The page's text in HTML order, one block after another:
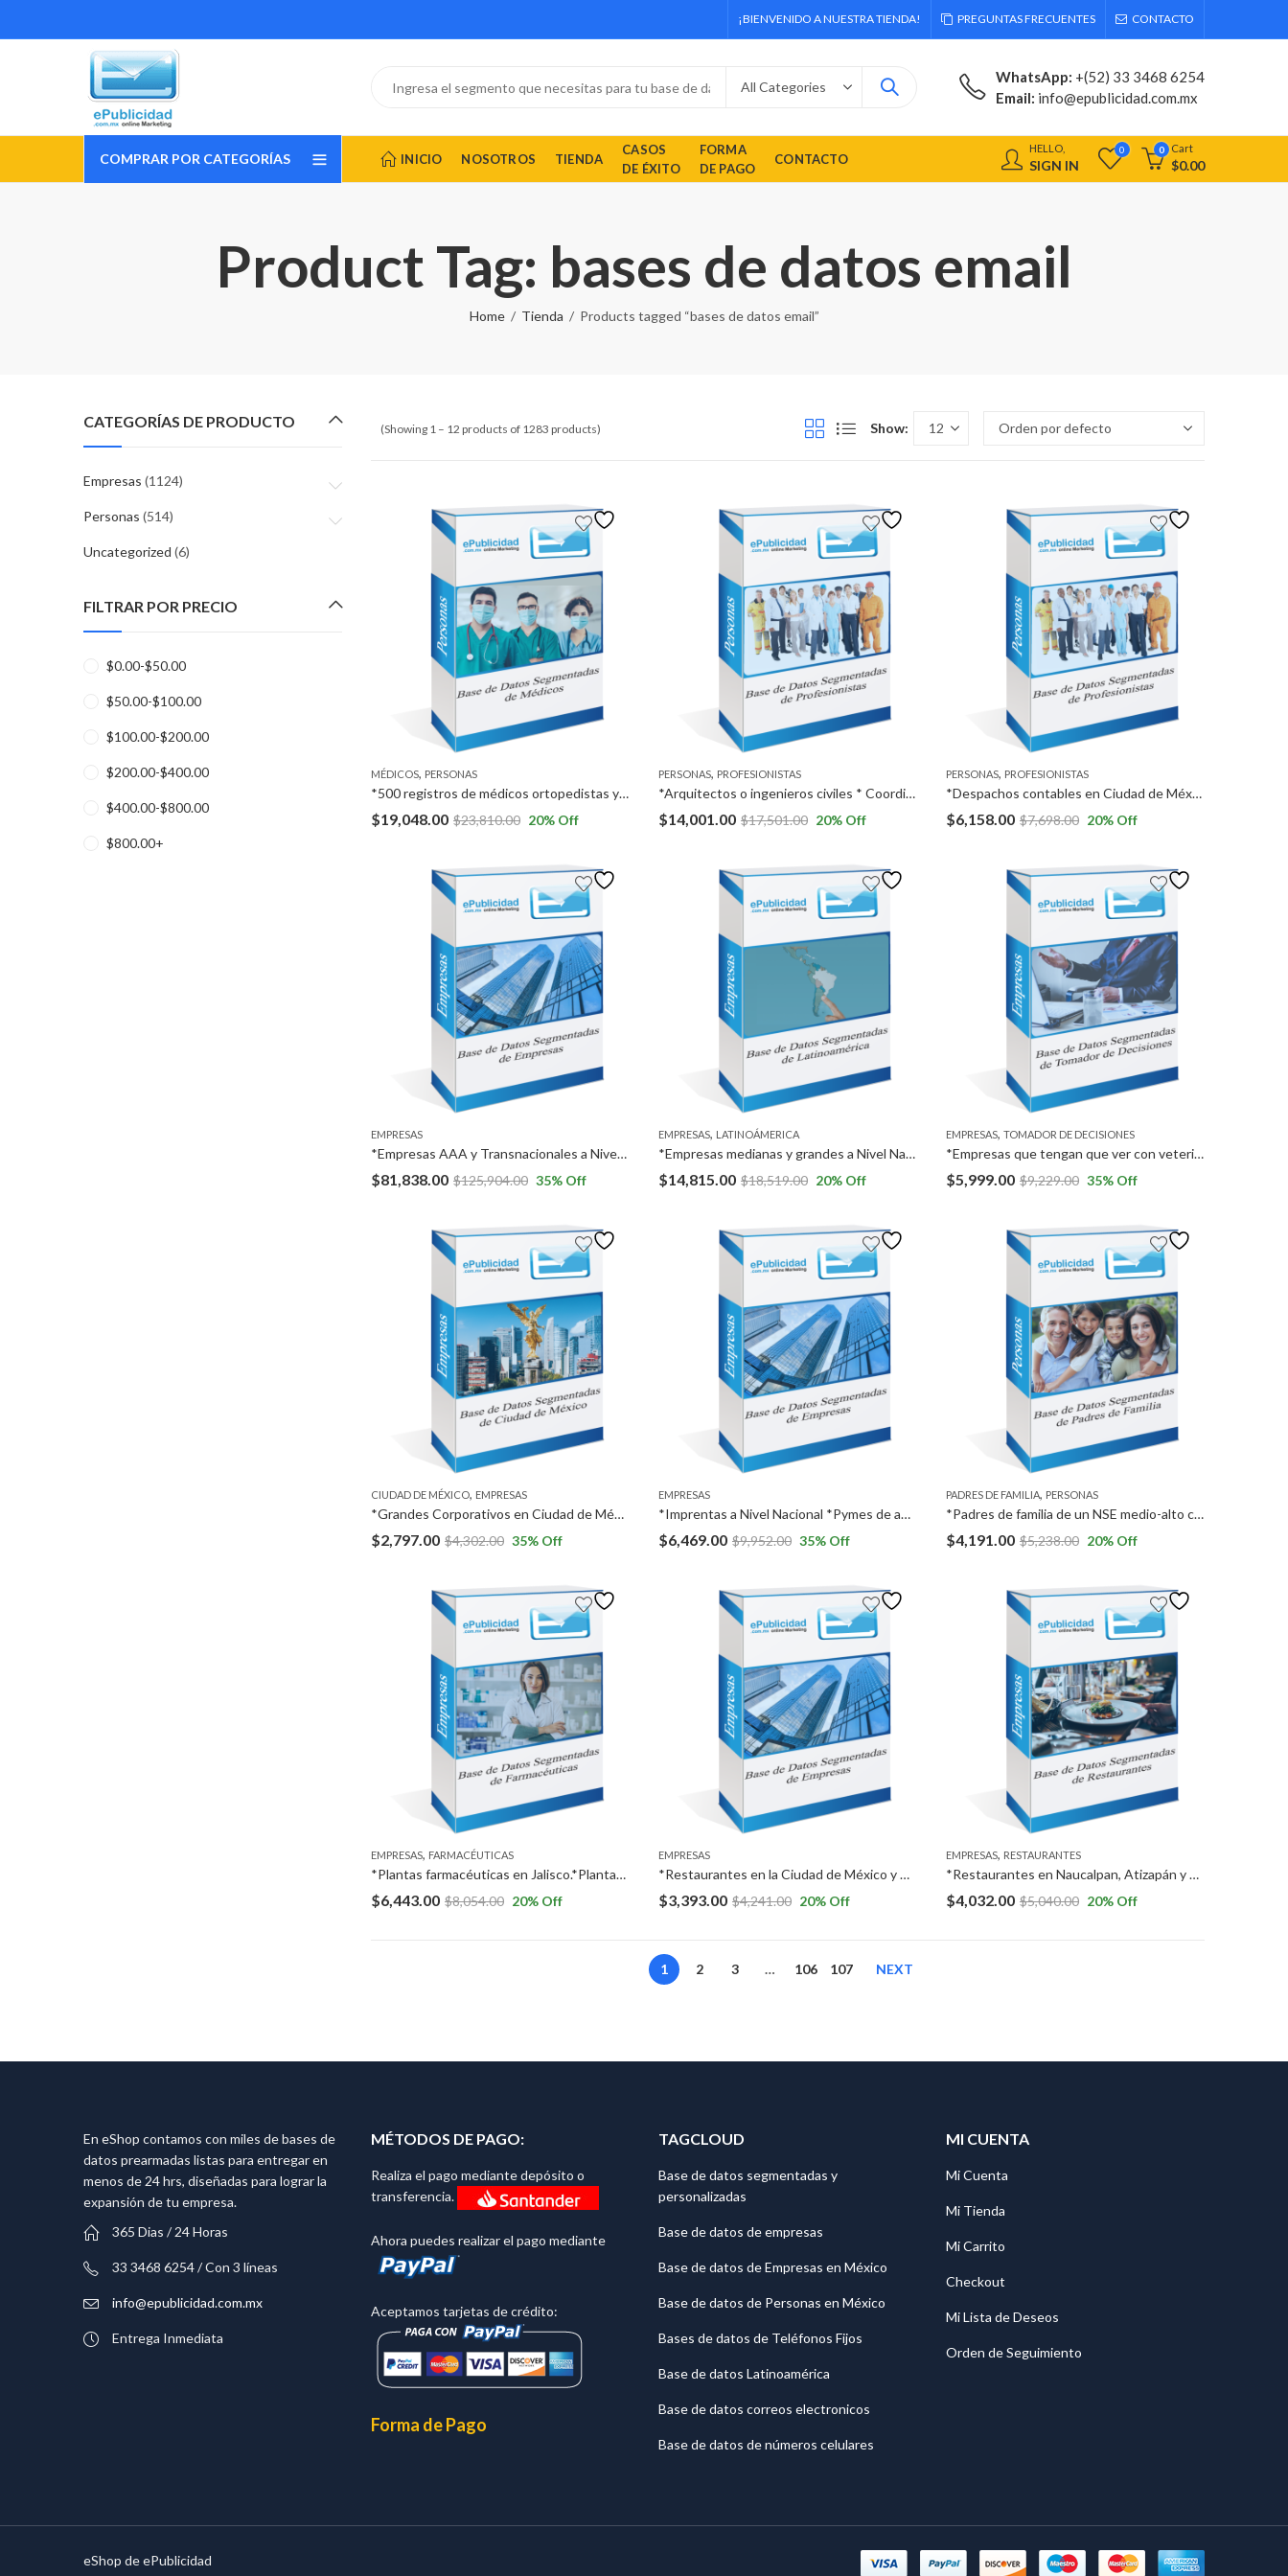
¡BIENVENIDO A NUESTRA TIENDA! PREGUNTAS FRECUENTES CONTACTO
WhatsApp: +(52) 33 3468 6254
Email: info@epublicidad.com.mx
COMPRAR POR CATEGORÍAS INICIO NOSOTROS TIENDA
CASOS
DE ÉXITO
FORMA
DE PAGO
CONTACTO
HELLO,
SIGN IN
0 0 Cart
$0.00
Product Tag: bases de datos email
Home Tienda Products tagged “bases de datos email”
(Showing 1 – 12 products of 1283 products) Show:
MÉDICOS, PERSONAS
*500 registros de médicos ortopedistas y 500 registros de médicos reumatólogos a Nivel Nacional * 1,000 registros de médicos neurólogos a Nivel Nacional
$19,048.00 $23,810.00 20% Off
PERSONAS, PROFESIONISTAS
*Arquitectos o ingenieros civiles * Coordinadores de Recursos Humanos y/o Coordinadores de capacitación en empresas *Supervisores operativos,
$14,001.00 $17,501.00 20% Off
PERSONAS, PROFESIONISTAS
*Despachos contables en Ciudad de México y Megalópolis. *Profesionistas contadores en Ciudad de México y Megalópolis.
$6,158.00 $7,698.00 20% Off
EMPRESAS
*Empresas AAA y Transnacionales a Nivel Nacional, excepto en Ciudad de México. *Empresarios a Nivel Nacional, excepto en Ciudad de México.
$81,838.00 $125,904.00 35% Off
EMPRESAS, LATINOÁMERICA
*Empresas medianas y grandes a Nivel Nacional. *Empresas en Colombia, Argentina, Perú, Chile y México.
$14,815.00 $18,519.00 20% Off
EMPRESAS, TOMADOR DE DECISIONES
*Empresas que tengan que ver con veterinarios (hospitales, farmacias, guarderías para mascotas, etc), a Nivel Nacional y Veterinarios, a Nivel Nacional.
$5,999.00 $9,229.00 35% Off
CIUDAD DE MÉXICO, EMPRESAS
*Grandes Corporativos en Ciudad de México (150 REGISTROS). *Grandes Corporativos en Ciudad de México (150 REGISTROS).
$2,797.00 $4,302.00 35% Off
EMPRESAS
*Imprentas a Nivel Nacional *Pymes de agencias de marketing y publicidad a Nivel Nacional *Diseñadores gráficos freelance (independientes) a Nivel Nacional.
$6,469.00 $9,952.00 35% Off
PADRES DE FAMILIA, PERSONAS
*Padres de familia de un NSE medio-alto con hijos en 3ro de secundaria y 3ro de preparatoria en la ZMG.
$4,191.00 $5,238.00 20% Off
EMPRESAS, FARMACÉUTICAS
*Plantas farmacéuticas en Jalisco.*Plantas cosméticas en Jalisco.*Plantas veterinarias en Jalisco.*Plantas de dispositivos médicos en Jalisco
$6,443.00 $8,054.00 20% Off
EMPRESAS
*Restaurantes en la Ciudad de México y Zona Metropolitana. *Empresas medianas y grandes en las Ciudades de Toluca y Querétaro.
$3,393.00 $4,241.00 20% Off
EMPRESAS, RESTAURANTES
*Restaurantes en Naucalpan, Atizapán y Tlalnepantla, Estado de México *Empresas AAA a Nivel Nacional.
$4,032.00 $5,040.00 20% Off
1 2 3 … 106 107 NEXT
CATEGORÍAS DE PRODUCTO
Empresas (1124)
Personas (514)
Uncategorized (6)
FILTRAR POR PRECIO
$0.00-$50.00
$50.00-$100.00
$100.00-$200.00
$200.00-$400.00
$400.00-$800.00
$800.00+
En eShop contamos con miles de bases de
datos prearmadas listas para entregar en
menos de 24 hrs, diseñadas para lograr la
expansión de tu empresa.
365 Dias / 24 Horas
33 3468 6254 / Con 3 líneas
info@epublicidad.com.mx
Entrega Inmediata
MÉTODOS DE PAGO:
Realiza el pago mediante depósito o
transferencia.
Ahora puedes realizar el pago mediante
Aceptamos tarjetas de crédito:
Forma de Pago
TAGCLOUD
Base de datos segmentadas y
personalizadas
Base de datos de empresas
Base de datos de Empresas en México
Base de datos de Personas en México
Bases de datos de Teléfonos Fijos
Base de datos Latinoamérica
Base de datos correos electronicos
Base de datos de números celulares
MI CUENTA
Mi Cuenta
Mi Tienda
Mi Carrito
Checkout
Mi Lista de Deseos
Orden de Seguimiento
eShop de ePublicidad